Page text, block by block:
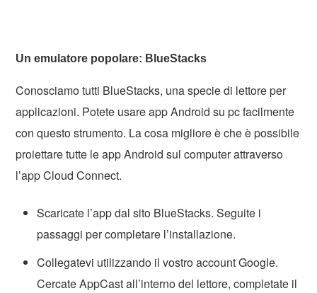
Un emulatore popolare: BlueStacks
Conosciamo tutti BlueStacks, una specie di lettore per
applicazioni. Potete usare app Android su pc facilmente
con questo strumento. La cosa migliore è che è possibile
proiettare tutte le app Android sul computer attraverso
l’app Cloud Connect.
Scaricate l’app dal sito BlueStacks. Seguite i
passaggi per completare l’installazione.
Collegatevi utilizzando il vostro account Google.
Cercate AppCast all’interno del lettore, completate il